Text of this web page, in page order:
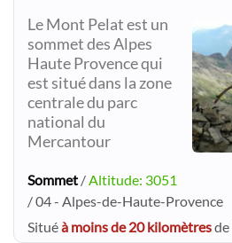
Le Mont Pelat est un
sommet des Alpes
Haute Provence qui
est situé dans la zone
centrale du parc
national du
Mercantour
Sommet /Altitude: 3051
/ 04 - Alpes-de-Haute-Provence
Situéà moins de 20 kilomètresde